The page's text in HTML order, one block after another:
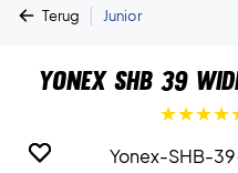
Terug | Junior
Yonex SHB 39